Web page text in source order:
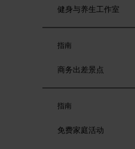
健身与养生工作室
指南
商务出差景点
指南
免费家庭活动